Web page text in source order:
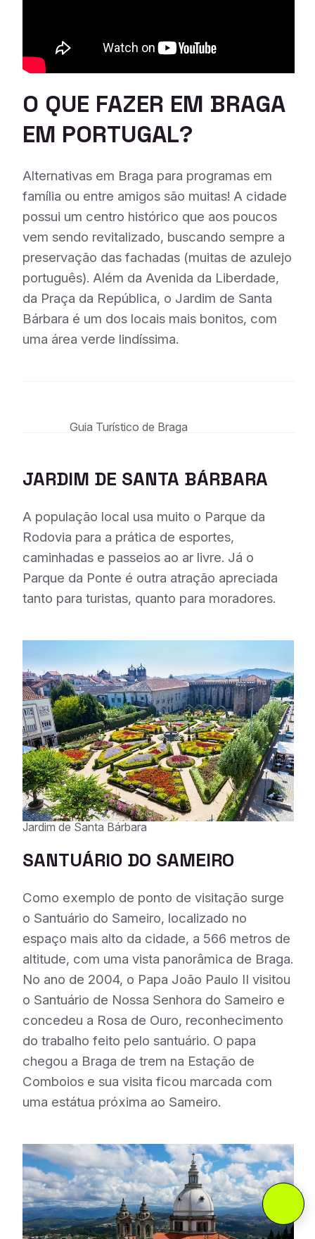
O QUE FAZER EM BRAGA
EM PORTUGAL?
Alternativas em Braga para programas em
família ou entre amigos são muitas! A cidade
possui um centro histórico que aos poucos
vem sendo revitalizado, buscando sempre a
preservação das fachadas (muitas de azulejo
português). Além da Avenida da Liberdade,
da Praça da República, o Jardim de Santa
Bárbara é um dos locais mais bonitos, com
uma área verde lindíssima.
Guia Turístico de Braga
JARDIM DE SANTA BÁRBARA
A população local usa muito o Parque da
Rodovia para a prática de esportes,
caminhadas e passeios ao ar livre. Já o
Parque da Ponte é outra atração apreciada
tanto para turistas, quanto para moradores.
Jardim de Santa Bárbara
SANTUÁRIO DO SAMEIRO
Como exemplo de ponto de visitação surge
o Santuário do Sameiro, localizado no
espaço mais alto da cidade, a 566 metros de
altitude, com uma vista panorâmica de Braga.
No ano de 2004, o Papa João Paulo II visitou
o Santuário de Nossa Senhora do Sameiro e
concedeu a Rosa de Ouro, reconhecimento
do trabalho feito pelo santuário. O papa
chegou a Braga de trem na Estação de
Comboios e sua visita ficou marcada com
uma estátua próxima ao Sameiro.